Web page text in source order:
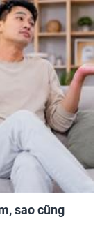
sao cũng